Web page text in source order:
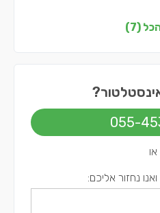
(7)
055-
או
נחזור אליכם: